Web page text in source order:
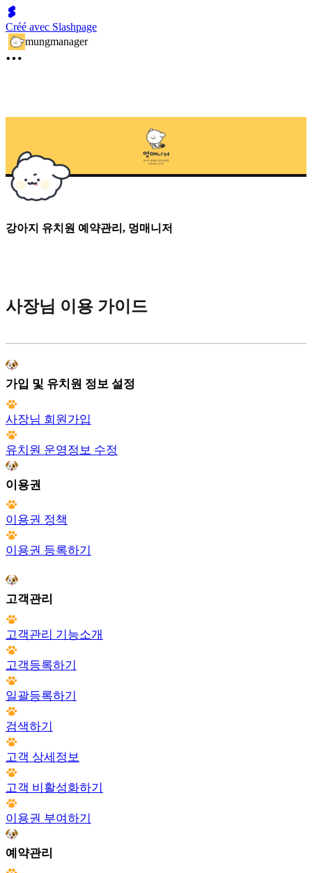
Créé avec Slashpage
mungmanager
강아지 유치원 예약관리, 멍매니저
사장님 이용 가이드
가입 및 유치원 정보 설정
사장님 회원가입
유치원 운영정보 수정
이용권
이용권 정책
이용권 등록하기
고객관리
고객관리 기능소개
고객등록하기
일괄등록하기
검색하기
고객 상세정보
고객 비활성화하기
이용권 부여하기
예약관리